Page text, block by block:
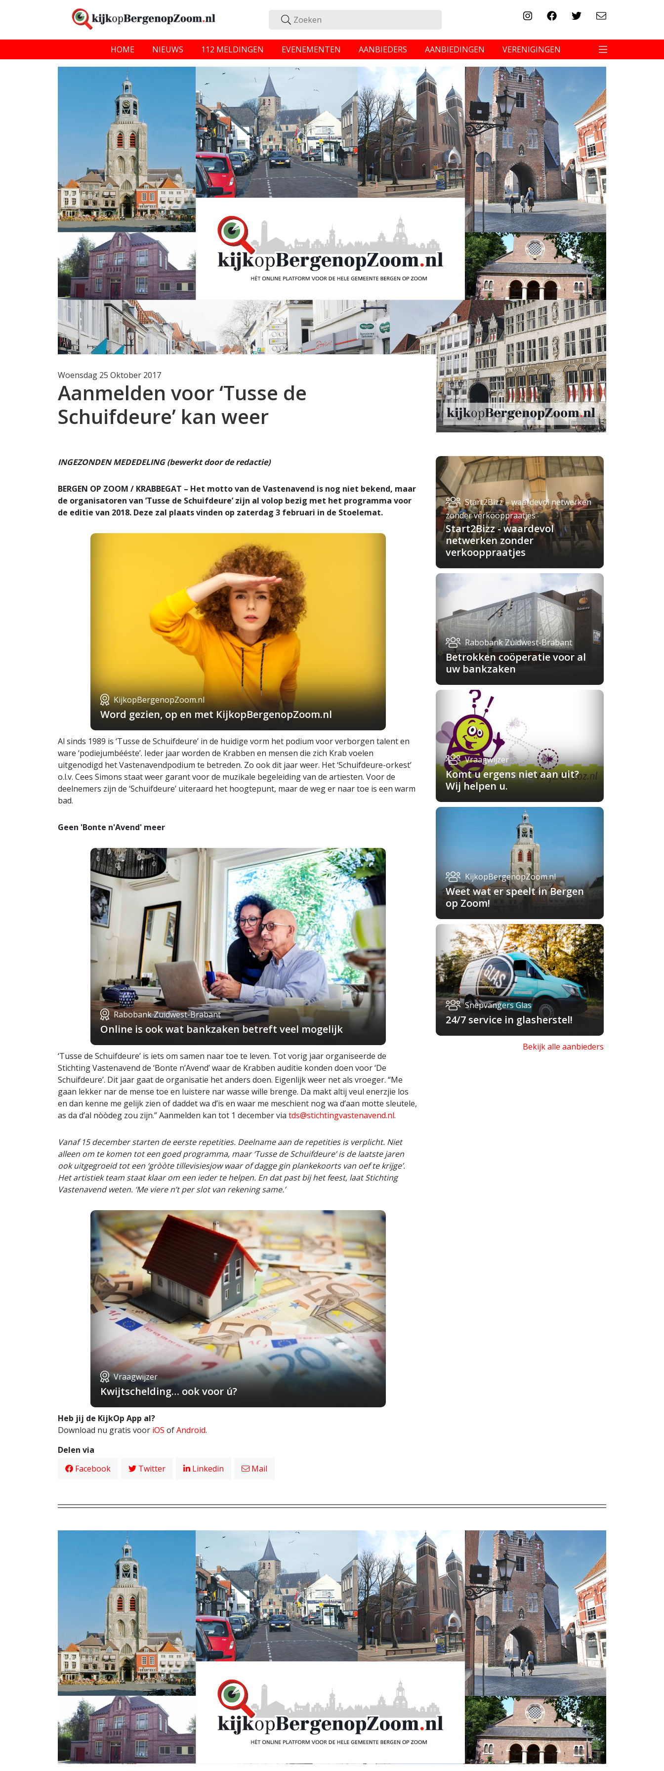
HOME NIEUWS 112 MELDINGEN EVENEMENTEN AANBIEDERS AANBIEDINGEN VERENIGINGEN
Woensdag 25 Oktober 2017
Aanmelden voor ‘Tusse de
Schuifdeure’ kan weer
INGEZONDEN MEDEDELING (bewerkt door de redactie)
BERGEN OP ZOOM / KRABBEGAT – Het motto van de Vastenavend is nog niet bekend, maar
de organisatoren van ’Tusse de Schuifdeure’ zijn al volop bezig met het programma voor
de editie van 2018. Deze zal plaats vinden op zaterdag 3 februari in de Stoelemat.
KijkopBergenopZoom.nl
Word gezien, op en met KijkopBergenopZoom.nl
Al sinds 1989 is ‘Tusse de Schuifdeure’ in de huidige vorm het podium voor verborgen talent en
ware ‘podiejumbééste’. Ieder jaar worden de Krabben en mensen die zich Krab voelen
uitgenodigd het Vastenavendpodium te betreden. Zo ook dit jaar weer. Het ‘Schuifdeure-orkest’
o.l.v. Cees Simons staat weer garant voor de muzikale begeleiding van de artiesten. Voor de
deelnemers zijn de ‘Schuifdeure’ uiteraard het hoogtepunt, maar de weg er naar toe is een warm
bad.
Geen 'Bonte n'Avend' meer
Rabobank Zuidwest-Brabant
Online is ook wat bankzaken betreft veel mogelijk
‘Tusse de Schuifdeure’ is iets om samen naar toe te leven. Tot vorig jaar organiseerde de
Stichting Vastenavend de ‘Bonte n’Avend’ waar de Krabben auditie konden doen voor ‘De
Schuifdeure’. Dit jaar gaat de organisatie het anders doen. Eigenlijk weer net als vroeger. “Me
gaan lekker nar de mense toe en luistere nar wasse wille brenge. Da makt altij veul enerzjie los
en dan kenne me gelijk zien of daddet wa d’is en waar me meschient nog wa d’aan motte sleutele,
as da d’al nòòdeg zou zijn.” Aanmelden kan tot 1 december via tds@stichtingvastenavend.nl.
Vanaf 15 december starten de eerste repetities. Deelname aan de repetities is verplicht. Niet
alleen om te komen tot een goed programma, maar ‘Tusse de Schuifdeure’ is de laatste jaren
ook uitgegroeid tot een ‘gròòte tillevisiesjow waar of dagge gin plankekoorts van oef te krijge’.
Het artistiek team staat klaar om een ieder te helpen. En dat past bij het feest, laat Stichting
Vastenavend weten. ‘Me viere n’t per slot van rekening same.’
Vraagwijzer
Kwijtschelding… ook voor ú?
Heb jij de KijkOp App al?
Download nu gratis voor iOS ofAndroid.
Delen via
Facebook
Twitter Linkedin Mail
Start2Bizz – waardevol netwerken
zonder verkooppraatjes
Start2Bizz - waardevol
netwerken zonder
verkooppraatjes
Rabobank Zuidwest-Brabant
Betrokken coöperatie voor al
uw bankzaken
Vraagwijzer
Komt u ergens niet aan uit?
Wij helpen u.
KijkopBergenopZoom.nl
Weet wat er speelt in Bergen
op Zoom!
Snepvangers Glas
24/7 service in glasherstel!
Bekijk alle aanbieders